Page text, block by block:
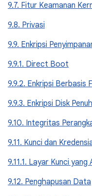
9.7. Fitur Keamanan
9.8. Privasi
9.9. Enkripsi
9.9.1. Direct Boot
9.9.2. Enkripsi Berbasis
9.9.3. Enkripsi Disk Penuh
9.10. Integritas
9.11. Kunci dan
9.11.1. Layar Kunci yang
9.12. Penghapusan Data